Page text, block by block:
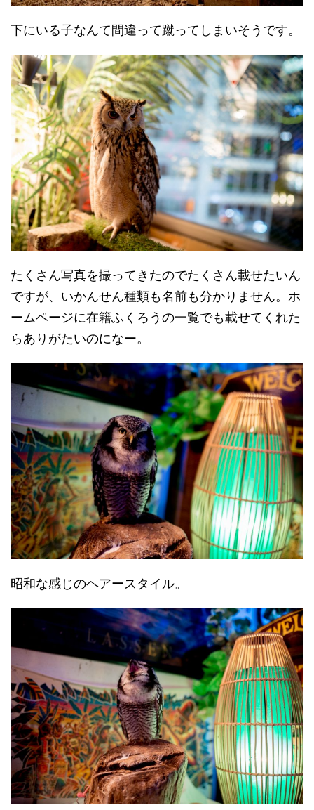
下にいる子なんて間違って蹴ってしまいそうです。
たくさん写真を撮ってきたのでたくさん載せたいん
ですが、いかんせん種類も名前も分かりません。ホ
ームページに在籍ふくろうの一覧でも載せてくれた
らありがたいのになー。
昭和な感じのヘアースタイル。